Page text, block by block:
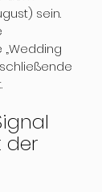
sein.
„Wedding
der